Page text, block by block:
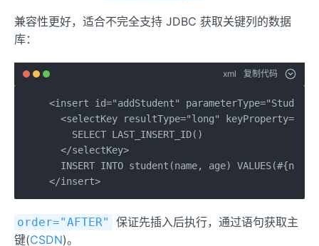
兼容性更好，适合不完全支持 JDBC 获取关键列的数据
库：
xml 复制代码
<insert id="addStudent"
<selectKey resultType="long"
    SELECT LAST_INSERT_ID()
  </selectKey>
INSERT INTO student(name, age)
</insert>
order="AFTER"
保证先插入后执行，通过语句获取主
键(CSDN)。